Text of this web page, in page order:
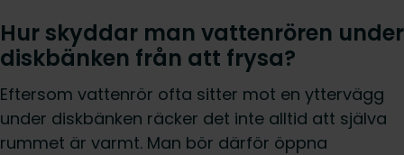
Hur skyddar man vattenrören under
diskbänken från att frysa?
Eftersom vattenrör ofta sitter mot en yttervägg
under diskbänken räcker det inte alltid att själva
rummet är varmt. Man bör därför öppna